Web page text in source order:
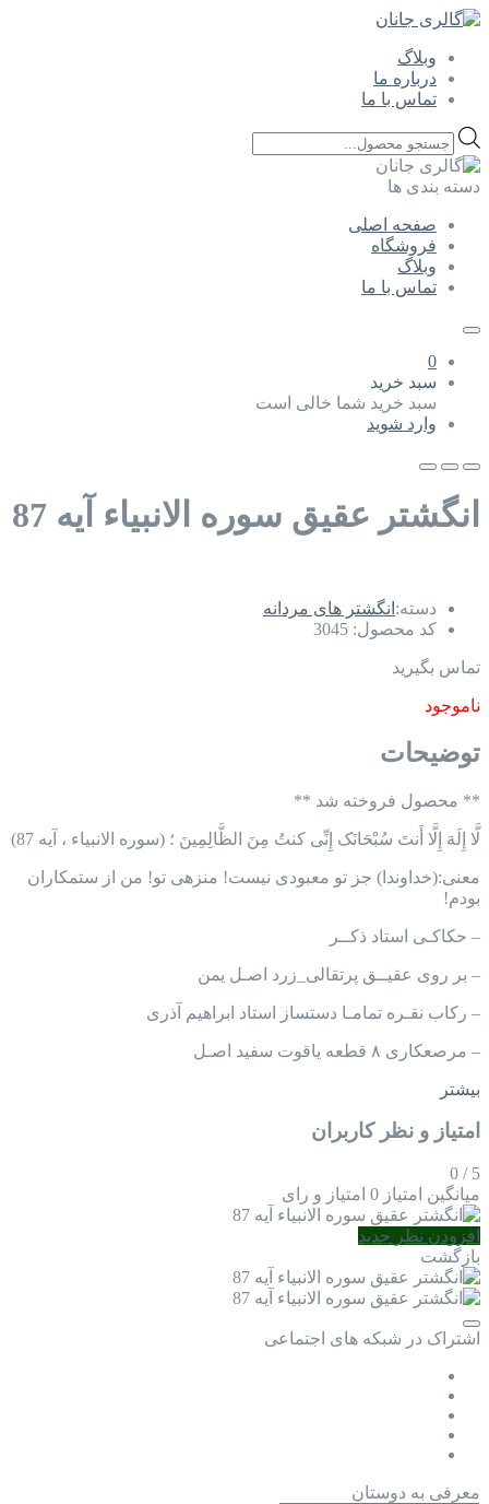
وبلاگ
درباره ما
تماس با ما
Products
search
دسته بندی ها
صفحه اصلی
فروشگاه
وبلاگ
تماس با ما
0
سبد خرید
سبد خرید شما خالی است
وارد شوید
انگشتر عقیق سوره الانبیاء آیه 87
دسته: انگشتر های مردانه
کد محصول: 3045
تماس بگیرید
ناموجود
توضیحات
** محصول فروخته شد **
لَّا إِلَهَ إِلَّا أَنتَ سُبْحَانَک إِنِّی کنتُ مِنَ الظَّالِمِینَ ؛ (سوره الانبیاء ، آیه 87)
معنی:(خداوندا) جز تو معبودی نیست! منزهی تو! من از ستمکاران
بودم!
– حکاکـی استاد ذکــر
– بر روی عقیــق پرتقالی_زرد اصـل یمن
– رکاب نقـره تمامـا دستساز استاد ابراهیم آذری
– مرصعکاری ۸ قطعه یاقوت سفید اصـل
بیشتر
امتیاز و نظر کاربران
5
/
0
میانگین امتیاز 0 امتیاز و رای
افزودن نظر جدید
بازگشت
اشتراک در شبکه های اجتماعی
معرفی به دوستان